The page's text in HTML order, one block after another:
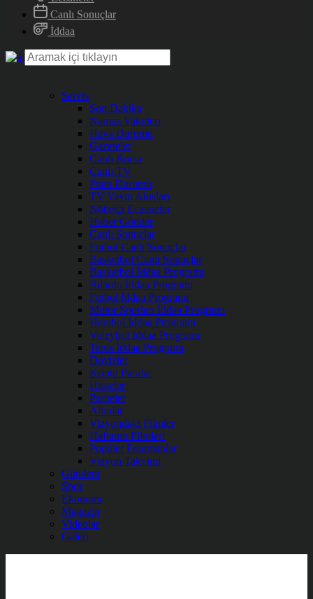
Canlı Sonuçlar
İddaa
Servis
Son Dakika
Namaz Vakitleri
Hava Durumu
Gazeteler
Canlı Borsa
Canlı TV
Puan Durumu
TV Yayın Akışları
Nöbetçi Eczaneler
Haber Gönder
Canlı Sonuçlar
Futbol Canlı Sonuçlar
Basketbol Canlı Sonuçlar
Basketbol İddaa Programı
Bilardo İddaa Programı
Futbol İddaa Programı
Motor Sporları İddaa Programı
Hentbol İddaa Programı
Voleybol İddaa Programı
Tenis İddaa Programı
Dövizler
Kripto Paralar
Hisseler
Pariteler
Altınlar
Vizyondaki Filmler
Haftanın Filmleri
Popüler Fragmanlar
Vizyon Takvimi
Gündem
Spor
Ekonomi
Magazin
Videolar
Galeri